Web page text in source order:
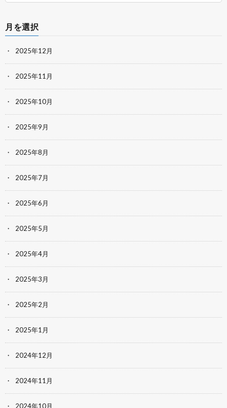
月を選択
2025年12月
2025年11月
2025年10月
2025年9月
2025年8月
2025年7月
2025年6月
2025年5月
2025年4月
2025年3月
2025年2月
2025年1月
2024年12月
2024年11月
2024年10月